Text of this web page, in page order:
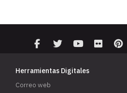
Herramientas Digitales
Correo web